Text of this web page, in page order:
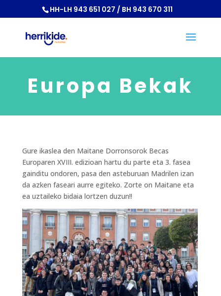
HH-LH 943 651 027 / BH 943 670 311
Europa Bekak
Gure ikaslea den Maitane Dorronsorok Becas
Europaren XVIII. edizioan hartu du parte eta 3. fasea
gainditu ondoren, pasa den asteburuan Madrilen izan
da azken faseari aurre egiteko. Zorte on Maitane eta
ea uztaileko bidaia lortzen duzun!!